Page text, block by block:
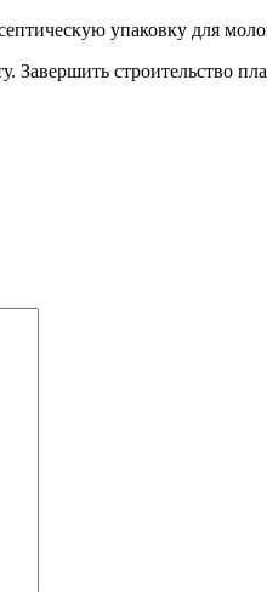
упаковку для
строительство